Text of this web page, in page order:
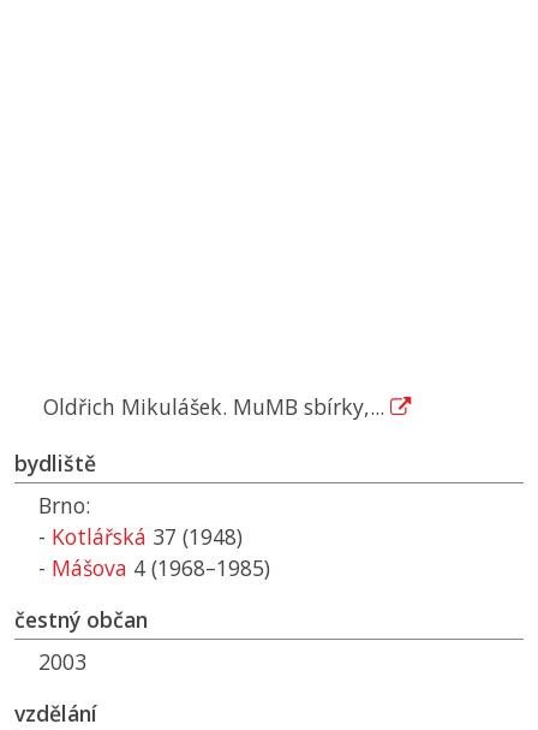
Oldřich Mikulášek. MuMB sbírky,...
bydliště
Brno:
- Kotlářská 37 (1948)
- Mášova 4 (1968–1985)
čestný občan
2003
vzdělání